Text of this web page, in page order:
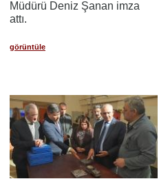
Müdürü Deniz Şanan imza
attı.
görüntüle